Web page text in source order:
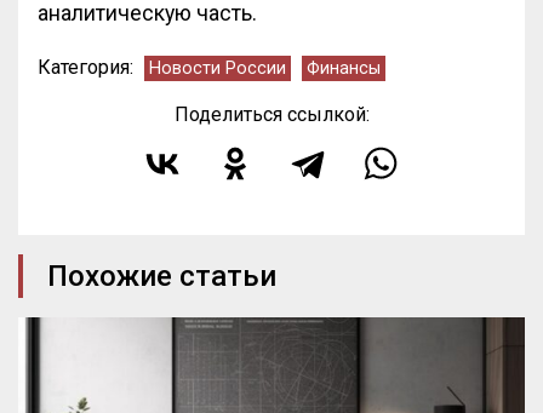
аналитическую часть.
Категория: Новости России Финансы
Поделиться ссылкой:
Похожие статьи